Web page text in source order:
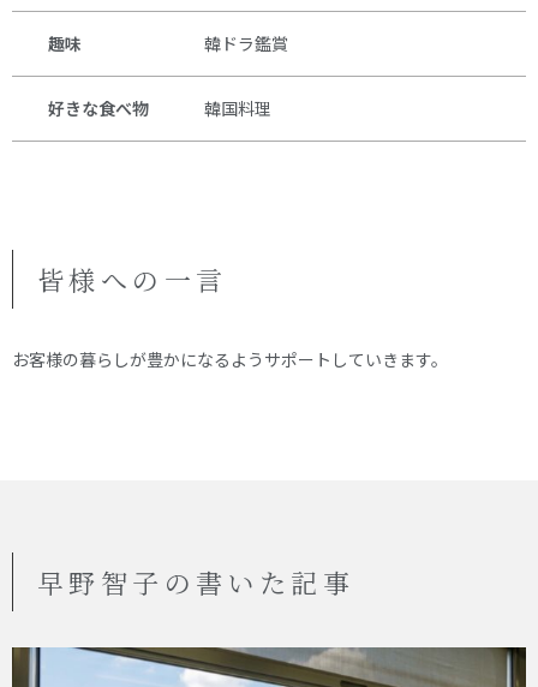
趣味 韓ドラ鑑賞
好きな食べ物 韓国料理
皆様への一言
お客様の暮らしが豊かになるようサポートしていきます。
早野智子の書いた記事